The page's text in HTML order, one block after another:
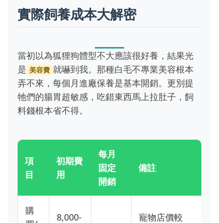
實際飼養成本大解密
當初以為狐狸狗體型不大應該很好養，結果光
是 美容費 就嚇到我。那種白毛不專業美容根本
弄不來，每個月進廠保養是基本開銷。更別提
牠們的腸胃超敏感，吃錯東西馬上拉肚子，飼
料錢根本省不得。
項
目
初期費
用
每月
固定
開銷
備註
購
8,000-
寵物店價較